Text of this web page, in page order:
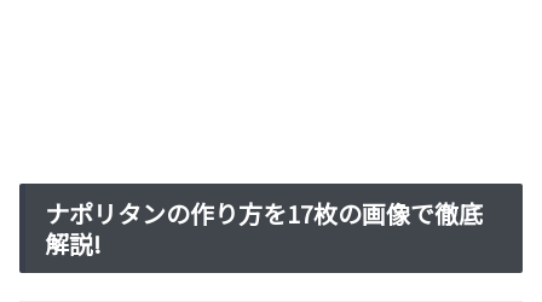
ナポリタンの作り方を17枚の画像で徹底
解説!